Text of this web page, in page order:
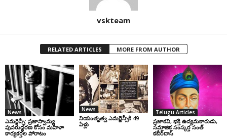
vskteam
RELATED ARTICLES MORE FROM AUTHOR
News
ఎమర్జెన్సీ: ప్రజాస్వామ్య
పునరుద్ధరణ కోసం మహిళా
కార్యకర్తల పోరాటం
News
నియంతృత్వ ఎమర్జెన్సీకి 49
ఏళ్లు
Telugu Articles
ప్రజాకవి, భక్తి ఉద్యమకారుడు,
సమాజిక సంస్కర్త సంత్‌
కబీర్‌దాస్‌